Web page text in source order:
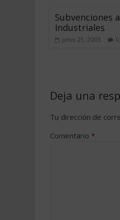
Subvenciones a
Industriales
junio 21, 2003 0
Deja una
Tu dirección de
Comentario *